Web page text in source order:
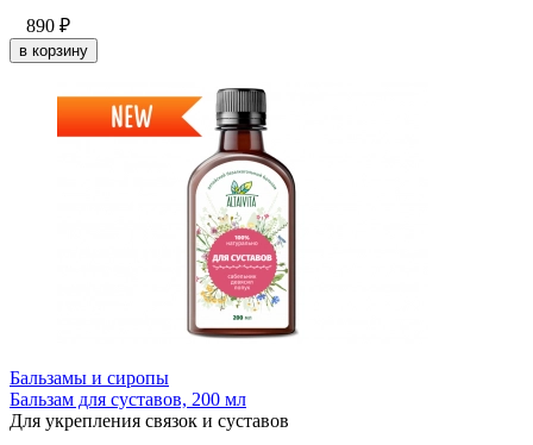
890 ₽
в корзину
Бальзамы и сиропы
Бальзам для суставов, 200 мл
Для укрепления связок и суставов